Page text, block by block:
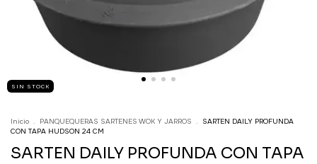
SIN STOCK
Inicio . PANQUEQUERAS SARTENES WOK Y JARROS .
SARTEN DAILY PROFUNDA
CON TAPA HUDSON 24 CM
SARTEN DAILY PROFUNDA CON TAPA